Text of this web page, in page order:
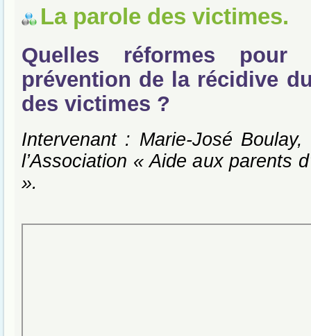
La parole des victimes.
Quelles réformes pour
prévention de la récidive
des victimes ?
Intervenant : Marie-José
l’Association « Aide aux parents
».